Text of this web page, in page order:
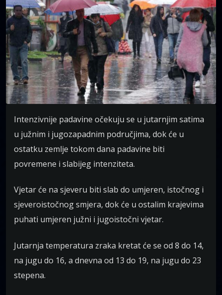
Intenzivnije padavine očekuju se u jutarnjim satima
u južnim i jugozapadnim područjima, dok će u
ostatku zemlje tokom dana padavine biti
povremene i slabijeg intenziteta.
Vjetar će na sjeveru biti slab do umjeren, istočnog i
sjeveroistočnog smjera, dok će u ostalim krajevima
puhati umjeren južni i jugoistočni vjetar.
Jutarnja temperatura zraka kretat će se od 8 do 14,
na jugu do 16, a dnevna od 13 do 19, na jugu do 23
stepena.